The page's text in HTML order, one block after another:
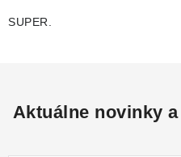
SUPER.
Aktuálne novinky